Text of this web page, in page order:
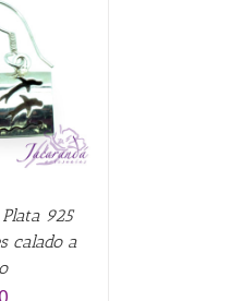
925
calado a